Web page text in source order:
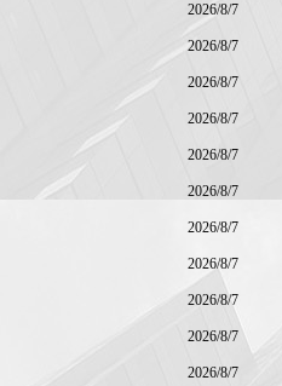
2026/8/7
2026/8/7
2026/8/7
2026/8/7
2026/8/7
2026/8/7
2026/8/7
2026/8/7
2026/8/7
2026/8/7
2026/8/7